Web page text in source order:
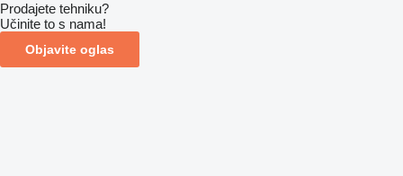
Prodajete tehniku?
Učinite to s nama!
Objavite oglas